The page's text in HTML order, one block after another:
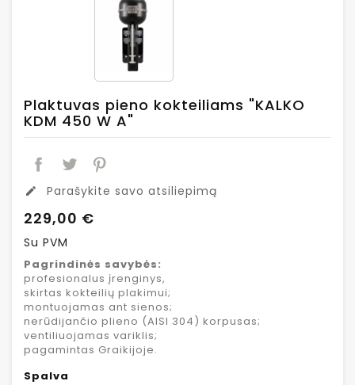
Plaktuvas pieno kokteiliams "KALKO
KDM 450 W A"
edit Parašykite savo atsiliepimą
229,00 €
Su PVM
Pagrindinės savybės:
profesionalus įrenginys,
skirtas kokteilių plakimui;
montuojamas ant sienos;
nerūdijančio plieno (AISI 304) korpusas;
ventiliuojamas variklis;
pagamintas Graikijoje.
Spalva